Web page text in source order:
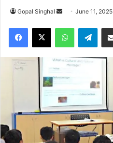
Gopal Singhal
n
d
a
i
l
June 11, 2025
Telegram